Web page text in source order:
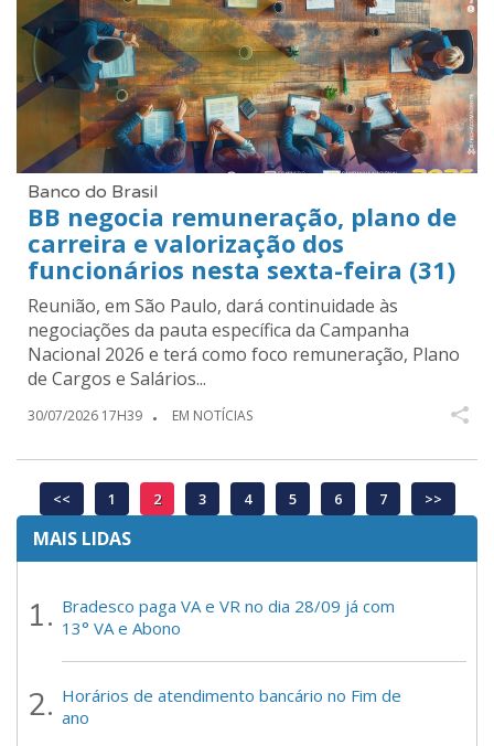
Banco do Brasil
BB negocia remuneração, plano de
carreira e valorização dos
funcionários nesta sexta-feira (31)
Reunião, em São Paulo, dará continuidade às
negociações da pauta específica da Campanha
Nacional 2026 e terá como foco remuneração, Plano
de Cargos e Salários...
30/07/2026 17H39 EM NOTÍCIAS
<< 1 2 3 4 5 6 7 >>
MAIS LIDAS
Bradesco paga VA e VR no dia 28/09 já com
13° VA e Abono
Horários de atendimento bancário no Fim de
ano